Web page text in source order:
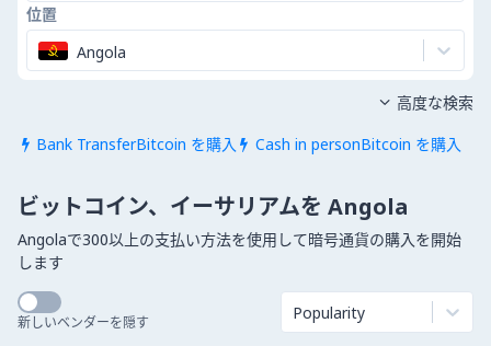
位置
Angola
 Bank TransferBitcoin を購入  Cash in personBitcoin を購入
 高度な検索
ビットコイン、イーサリアムを Angola
Angolaで300以上の支払い方法を使用して暗号通貨の購入を開始
します
新しいベンダーを隠す Popularity